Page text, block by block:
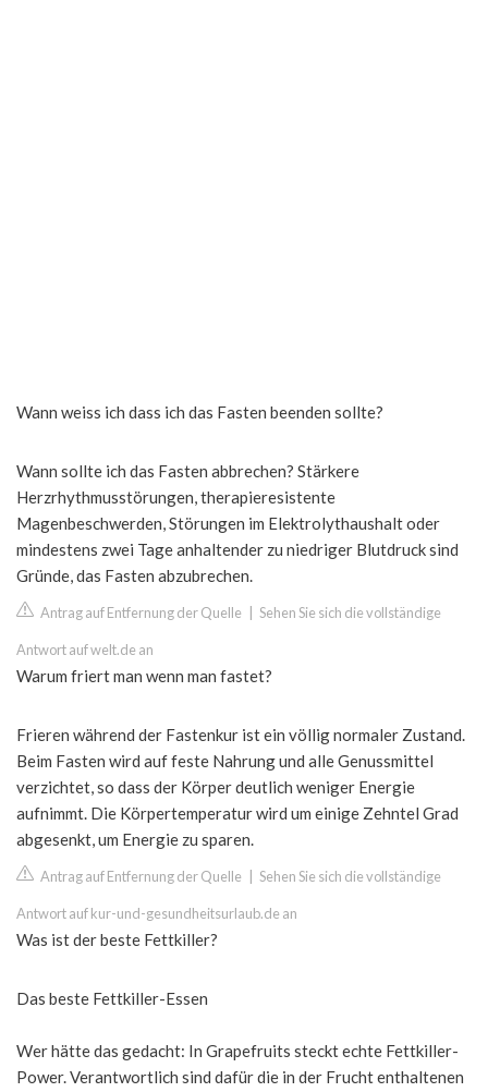
Wann weiss ich dass ich das Fasten beenden sollte?
Wann sollte ich das Fasten abbrechen? Stärkere
Herzrhythmusstörungen, therapieresistente
Magenbeschwerden, Störungen im Elektrolythaushalt oder
mindestens zwei Tage anhaltender zu niedriger Blutdruck sind
Gründe, das Fasten abzubrechen.
Antrag auf Entfernung der Quelle Sehen Sie sich die vollständige
Antwort auf welt.de an
Warum friert man wenn man fastet?
Frieren während der Fastenkur ist ein völlig normaler Zustand.
Beim Fasten wird auf feste Nahrung und alle Genussmittel
verzichtet, so dass der Körper deutlich weniger Energie
aufnimmt. Die Körpertemperatur wird um einige Zehntel Grad
abgesenkt, um Energie zu sparen.
Antrag auf Entfernung der Quelle Sehen Sie sich die vollständige
Antwort auf kur-und-gesundheitsurlaub.de an
Was ist der beste Fettkiller?
Das beste Fettkiller-Essen
Wer hätte das gedacht: In Grapefruits steckt echte Fettkiller-
Power. Verantwortlich sind dafür die in der Frucht enthaltenen